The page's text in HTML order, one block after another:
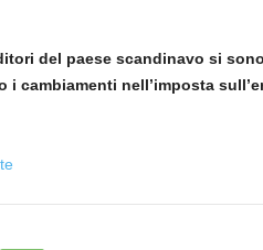
del paese scandinavo si
i cambiamenti nell’imposta